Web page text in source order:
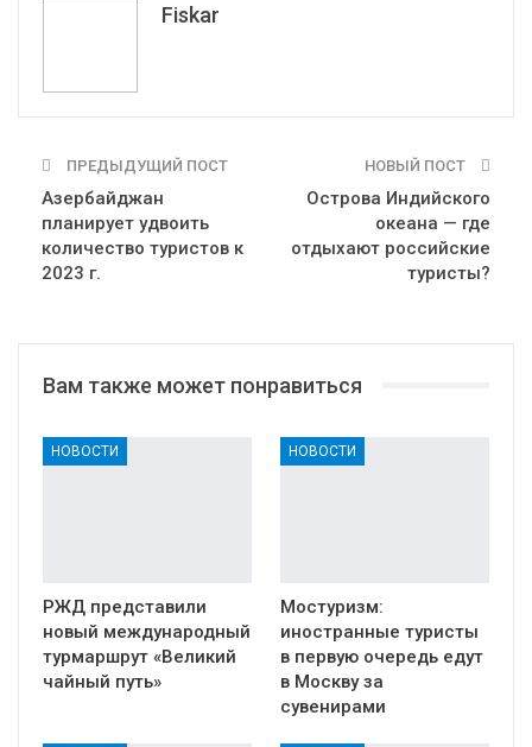
Fiskar
ПРЕДЫДУЩИЙ ПОСТ
Азербайджан
планирует удвоить
количество туристов к
2023 г.
НОВЫЙ ПОСТ
Острова Индийского
океана — где
отдыхают российские
туристы?
Вам также может понравиться
НОВОСТИ
РЖД представили
новый международный
турмаршрут «Великий
чайный путь»
НОВОСТИ
Мостуризм:
иностранные туристы
в первую очередь едут
в Москву за
сувенирами